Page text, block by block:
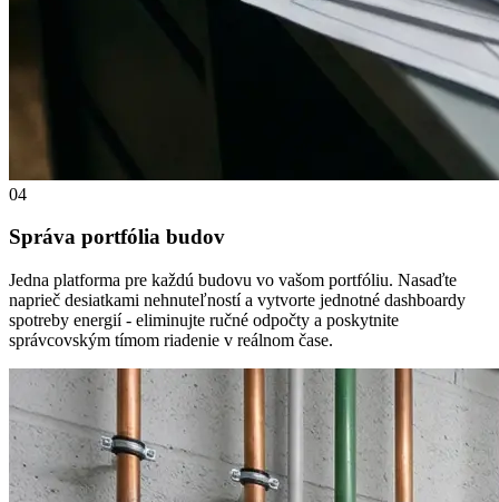
04
Správa portfólia budov
Jedna platforma pre každú budovu vo vašom portfóliu. Nasaďte
naprieč desiatkami nehnuteľností a vytvorte jednotné dashboardy
spotreby energií - eliminujte ručné odpočty a poskytnite
správcovským tímom riadenie v reálnom čase.